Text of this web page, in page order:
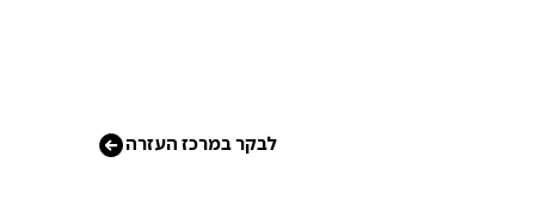
לבקר במרכז העזרה